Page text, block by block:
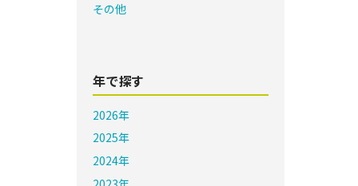
その他
年で探す
2026年
2025年
2024年